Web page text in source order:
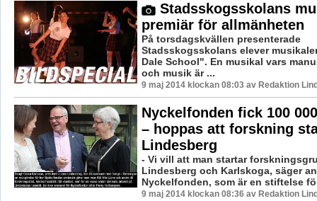
Stadsskogsskolans
premiär för allmänheten
På torsdagskvällen presenterade
Stadsskogsskolans elever
Dale School". En musikal vars
och musik är ...
9 maj 2014 klockan 08:03 av Redaktion
Nyckelfonden fick 100
– hoppas att forskning
Lindesberg
- Vi vill att man startar
Lindesberg och Karlskoga, säger
Nyckelfonden, som är en stiftelse
9 maj 2014 klockan 08:36 av Redaktion